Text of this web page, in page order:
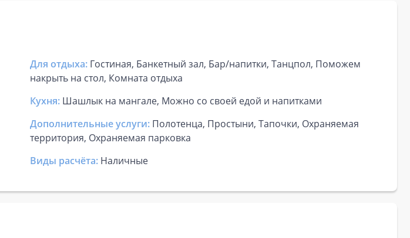
Для отдыха: Гостиная, Банкетный зал, Бар/напитки, Танцпол, Поможем
накрыть на стол, Комната отдыха
Кухня: Шашлык на мангале, Можно со своей едой и напитками
Дополнительные услуги: Полотенца, Простыни, Тапочки, Охраняемая
территория, Охраняемая парковка
Виды расчёта: Наличные